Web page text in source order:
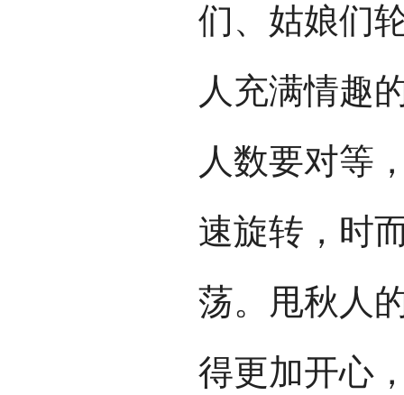
们、姑娘们
人充满情趣
人数要对等
速旋转，时
荡。甩秋人
得更加开心